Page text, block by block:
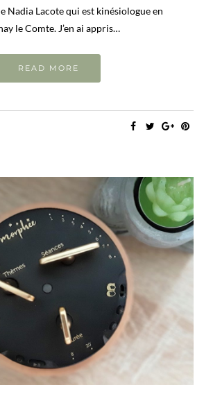
Nadia Lacote qui est kinésiologue en
le Comte. J’en ai appris…
READ MORE